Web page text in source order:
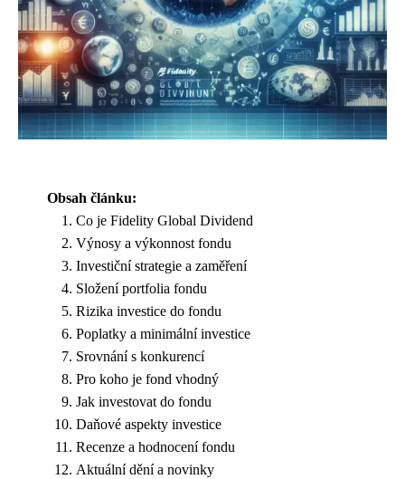
Obsah článku:
Co je Fidelity Global Dividend
Výnosy a výkonnost fondu
Investiční strategie a zaměření
Složení portfolia fondu
Rizika investice do fondu
Poplatky a minimální investice
Srovnání s konkurencí
Pro koho je fond vhodný
Jak investovat do fondu
Daňové aspekty investice
Recenze a hodnocení fondu
Aktuální dění a novinky